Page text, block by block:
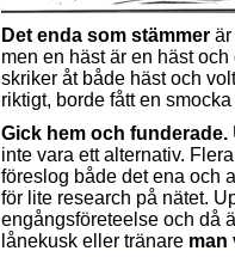
Det enda som stämmer är
men en häst är en häst
skriker åt både häst och
riktigt, borde fått en
Gick hem och funderade.
inte vara ett alternativ.
föreslog både det ena och
för lite research på nätet.
engångsföreteelse och då
lånekusk eller tränare man